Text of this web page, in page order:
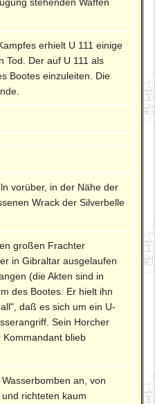
erhielt U 111 einige
Tod. Der auf U 111 als
Bootes einzuleiten. Die
vorüber, in der Nähe der
Wrack der Silverbelle
großen Frachter
in Gibraltar ausgelaufen
(die Akten sind in
des Bootes. Er hielt ihn
daß es sich um ein U-
Sein Horcher
blieb
an, von
richteten kaum